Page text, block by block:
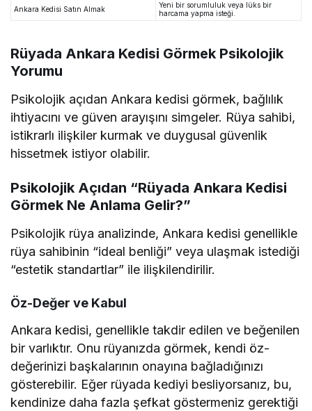
Ankara Kedisi Satın Almak
Yeni bir sorumluluk veya lüks bir
harcama yapma isteği.
Rüyada Ankara Kedisi Görmek Psikolojik
Yorumu
Psikolojik açıdan Ankara kedisi görmek, bağlılık
ihtiyacını ve güven arayışını simgeler. Rüya sahibi,
istikrarlı ilişkiler kurmak ve duygusal güvenlik
hissetmek istiyor olabilir.
Psikolojik Açıdan “Rüyada Ankara Kedisi
Görmek Ne Anlama Gelir?”
Psikolojik rüya analizinde, Ankara kedisi genellikle
rüya sahibinin “ideal benliği” veya ulaşmak istediği
“estetik standartlar” ile ilişkilendirilir.
Öz-Değer ve Kabul
Ankara kedisi, genellikle takdir edilen ve beğenilen
bir varlıktır. Onu rüyanızda görmek, kendi öz-
değerinizi başkalarının onayına bağladığınızı
gösterebilir. Eğer rüyada kediyi besliyorsanız, bu,
kendinize daha fazla şefkat göstermeniz gerektiği